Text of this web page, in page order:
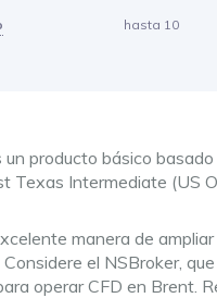
hasta 10
un producto básico
Texas Intermediate (US
manera de
el NSBroker,
operar CFD en Brent.